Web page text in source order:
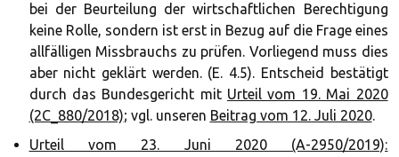
bei der Beurteilung der wirtschaftlichen Berechtigung
keine Rolle, sondern ist erst in Bezug auf die Frage eines
allfälligen Missbrauchs zu prüfen. Vorliegend muss dies
aber nicht geklärt werden. (E. 4.5). Entscheid bestätigt
durch das Bundesgericht mit Urteil vom 19. Mai 2020
(2C_880/2018); vgl. unseren Beitrag vom 12. Juli 2020.
Urteil vom 23. Juni 2020 (A-2950/2019):